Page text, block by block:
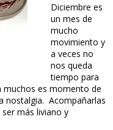
Diciembre es
un mes de
mucho
movimiento y
a veces no
nos queda
tiempo para
muchos es momento de
nostalgia. Acompañarlas
más liviano y